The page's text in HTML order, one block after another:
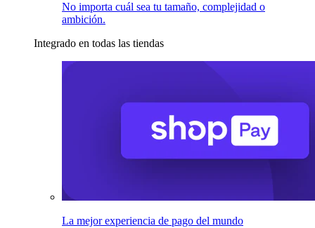
No importa cuál sea tu tamaño, complejidad o
ambición.
Integrado en todas las tiendas
La mejor experiencia de pago del mundo